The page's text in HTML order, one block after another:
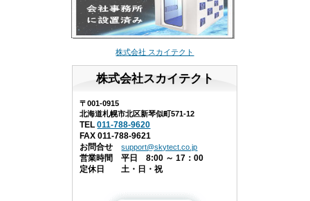
株式会社 スカイテクト
株式会社スカイテクト
〒001-0915
北海道札幌市北区新琴似町571-12
TEL011-788-9620
FAX 011-788-9621
お問合せsupport@skytect.co.jp
営業時間 平日 8:00 ～ 17：00
定休日 土・日・祝